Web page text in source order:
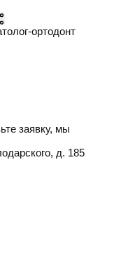
ортодонт
заявку, мы
д. 185